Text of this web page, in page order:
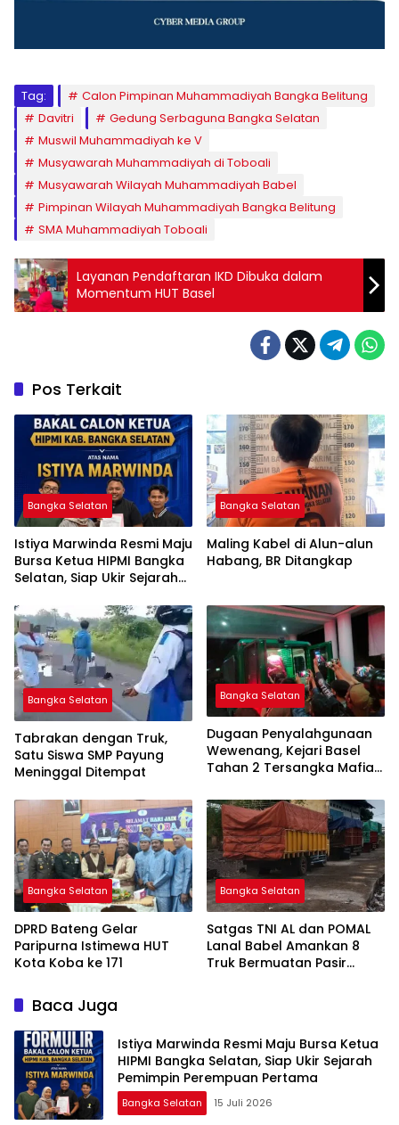
Tag:
Calon Pimpinan Muhammadiyah Bangka Belitung
Davitri
Gedung Serbaguna Bangka Selatan
Muswil Muhammadiyah ke V
Musyawarah Muhammadiyah di Toboali
Musyawarah Wilayah Muhammadiyah Babel
Pimpinan Wilayah Muhammadiyah Bangka Belitung
SMA Muhammadiyah Toboali
Layanan Pendaftaran IKD Dibuka dalam
Momentum HUT Basel
Pos Terkait
Bangka Selatan
Istiya Marwinda Resmi Maju
Bursa Ketua HIPMI Bangka
Selatan, Siap Ukir Sejarah
Pertama
Bangka Selatan
Maling Kabel di Alun-alun
Habang, BR Ditangkap
Bangka Selatan
Tabrakan dengan Truk,
Satu Siswa SMP Payung
Meninggal Ditempat
Bangka Selatan
Dugaan Penyalahgunaan
Wewenang, Kejari Basel
Tahan 2 Tersangka Mafia
Bangka Selatan
DPRD Bateng Gelar
Paripurna Istimewa HUT
Kota Koba ke 171
Bangka Selatan
Satgas TNI AL dan POMAL
Lanal Babel Amankan 8
Truk Bermuatan Pasir
Baca Juga
Istiya Marwinda Resmi Maju Bursa Ketua
HIPMI Bangka Selatan, Siap Ukir Sejarah
Pemimpin Perempuan Pertama
Bangka Selatan 15 Juli 2026